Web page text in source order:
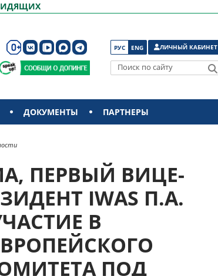
РУС ENG ЛИЧНЫЙ КАБИНЕТ
Поиск по сайту
ДОКУМЕНТЫ ПАРТНЕРЫ
ПЕРВЫЙ ВИЦЕ-
IWAS П.А.
В
ПОД